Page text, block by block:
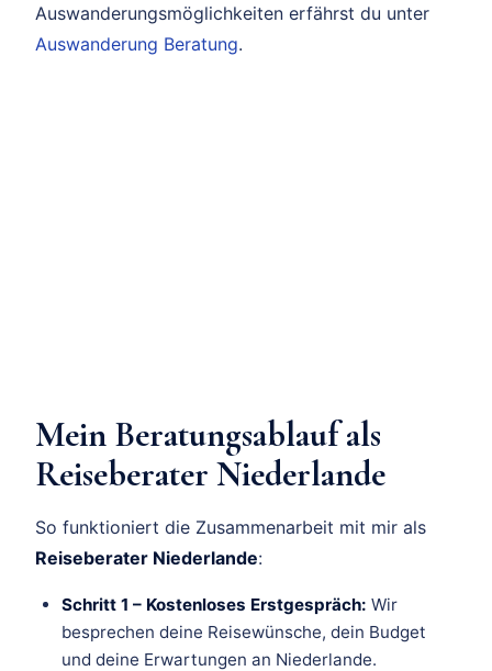
Auswanderungsmöglichkeiten erfährst du unter
Auswanderung Beratung.
Mein Beratungsablauf als
Reiseberater Niederlande
So funktioniert die Zusammenarbeit mit mir als
Reiseberater Niederlande:
Schritt 1 – Kostenloses Erstgespräch: Wir
besprechen deine Reisewünsche, dein Budget
und deine Erwartungen an Niederlande.